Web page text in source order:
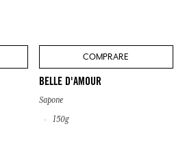
COMPRARE
BELLE D'AMOUR
Sapone
150g